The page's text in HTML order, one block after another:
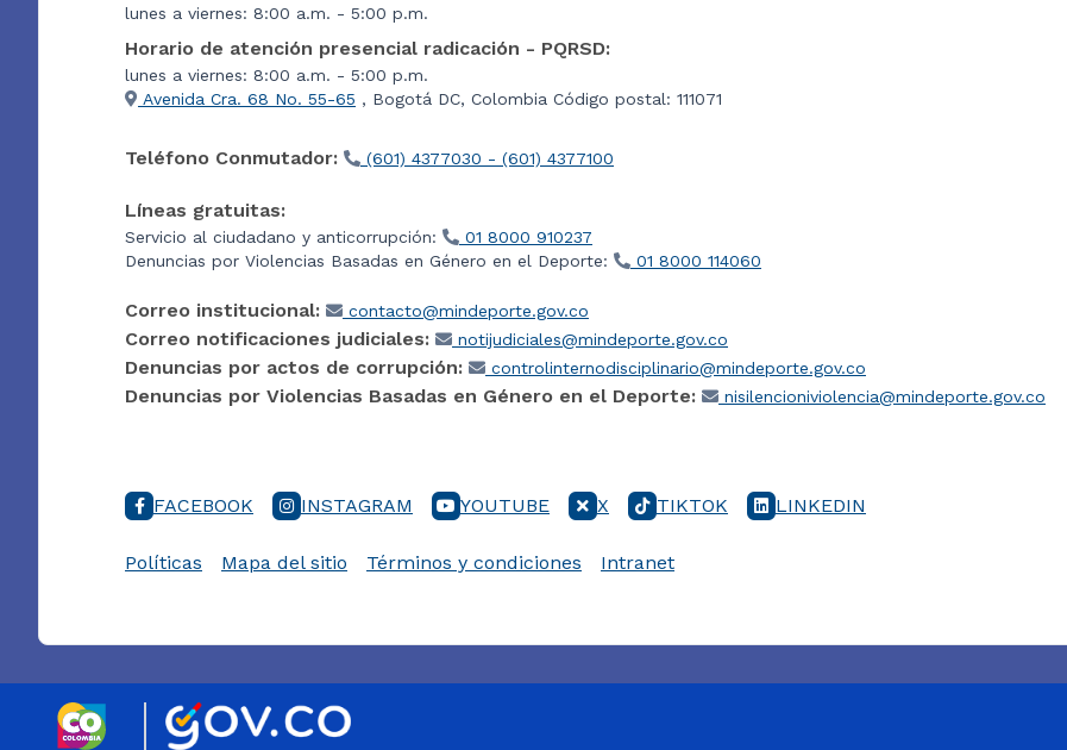
lunes a viernes: 8:00 a.m. - 5:00 p.m.
Horario de atención presencial radicación - PQRSD:
lunes a viernes: 8:00 a.m. - 5:00 p.m.
Avenida Cra. 68 No. 55-65 , Bogotá DC, Colombia Código postal: 111071
Teléfono Conmutador: (601) 4377030 - (601) 4377100
Líneas gratuitas:
Servicio al ciudadano y anticorrupción:
01 8000 910237
Denuncias por Violencias Basadas en Género en el Deporte:
01 8000 114060
Correo institucional: contacto@mindeporte.gov.co
Correo notificaciones judiciales: notijudiciales@mindeporte.gov.co
Denuncias por actos de corrupción: controlinternodisciplinario@mindeporte.gov.co
Denuncias por Violencias Basadas en Género en el Deporte: nisilencioniviolencia@mindeporte.gov.co
FACEBOOK INSTAGRAM YOUTUBE X TIKTOK LINKEDIN
Políticas Mapa del sitio Términos y condiciones Intranet